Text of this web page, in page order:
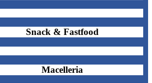
Snack & Fastfood
Macelleria